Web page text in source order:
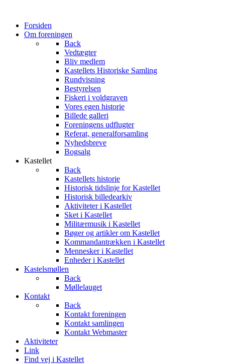
Forsiden
Om foreningen
Back
Vedtægter
Bliv medlem
Kastellets Historiske Samling
Rundvisning
Bestyrelsen
Fiskeri i voldgraven
Vores egen historie
Billede galleri
Foreningens udflugter
Referat, generalforsamling
Nyhedsbreve
Bogsalg
Kastellet
Back
Kastellets historie
Historisk tidslinje for Kastellet
Historisk billedearkiv
Aktiviteter i Kastellet
Sket i Kastellet
Militærmusik i Kastellet
Bøger og artikler om Kastellet
Kommandantrækken i Kastellet
Mennesker i Kastellet
Enheder i Kastellet
Kastelsmøllen
Back
Møllelauget
Kontakt
Back
Kontakt foreningen
Kontakt samlingen
Kontakt Webmaster
Aktiviteter
Link
Find vej i Kastellet